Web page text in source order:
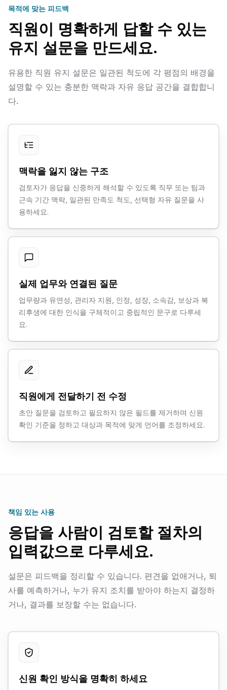
목적에 맞는 피드백
직원이 명확하게 답할 수 있는
유지 설문을 만드세요.
유용한 직원 유지 설문은 일관된 척도에 각 평점의 배경을
설명할 수 있는 충분한 맥락과 자유 응답 공간을 결합합니
다.
맥락을 잃지 않는 구조
검토자가 응답을 신중하게 해석할 수 있도록 직무 또는 팀과
근속 기간 맥락, 일관된 만족도 척도, 선택형 자유 질문을 사
용하세요.
실제 업무와 연결된 질문
업무량과 유연성, 관리자 지원, 인정, 성장, 소속감, 보상과 복
리후생에 대한 인식을 구체적이고 중립적인 문구로 다루세
요.
직원에게 전달하기 전 수정
초안 질문을 검토하고 필요하지 않은 필드를 제거하며 신원
확인 기준을 정하고 대상과 목적에 맞게 언어를 조정하세요.
책임 있는 사용
응답을 사람이 검토할 절차의
입력값으로 다루세요.
설문은 피드백을 정리할 수 있습니다. 편견을 없애거나, 퇴
사를 예측하거나, 누가 유지 조치를 받아야 하는지 결정하
거나, 결과를 보장할 수는 없습니다.
신원 확인 방식을 명확히 하세요